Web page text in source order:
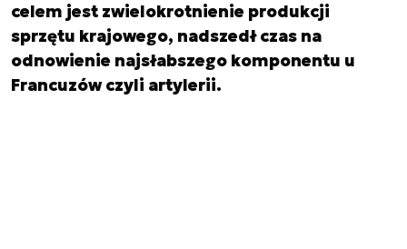
celem jest zwielokrotnienie produkcji
sprzętu krajowego, nadszedł czas na
odnowienie najsłabszego komponentu u
Francuzów czyli artylerii.